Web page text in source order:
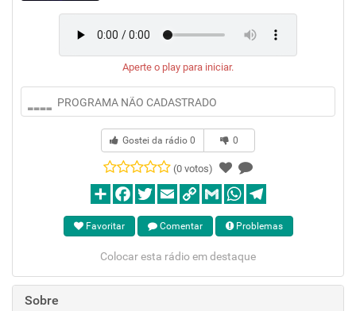
Aperte o play para iniciar.
PROGRAMA NÃO CADASTRADO
Gostei da rádio 0 0
(0 votos)
Favoritar Comentar Problemas
Colocar esta rádio em destaque
Sobre